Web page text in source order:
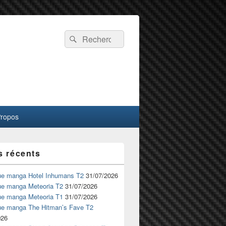
Recherche :
Rechercher
récents
manga Hotel Inhumans T2 31/07/2026
manga Meteoria T2 31/07/2026
manga Meteoria T1 31/07/2026
manga The Hitman’s Fave T2